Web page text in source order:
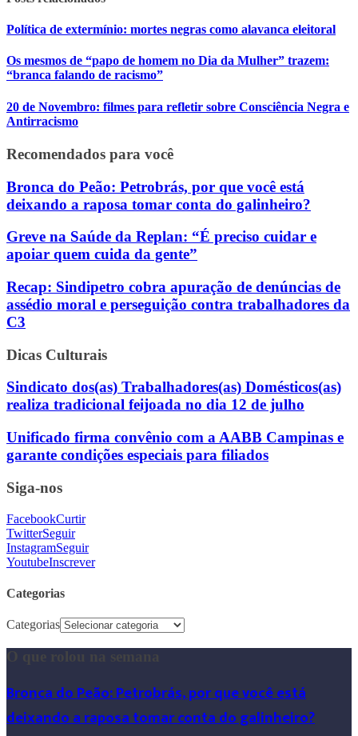
Política de extermínio: mortes negras como alavanca eleitoral
Os mesmos de “papo de homem no Dia da Mulher” trazem:
“branca falando de racismo”
20 de Novembro: filmes para refletir sobre Consciência Negra e
Antirracismo
Recomendados para você
Bronca do Peão: Petrobrás, por que você está
deixando a raposa tomar conta do galinheiro?
Greve na Saúde da Replan: “É preciso cuidar e
apoiar quem cuida da gente”
Recap: Sindipetro cobra apuração de denúncias de
assédio moral e perseguição contra trabalhadores da
C3
Dicas Culturais
Sindicato dos(as) Trabalhadores(as) Domésticos(as)
realiza tradicional feijoada no dia 12 de julho
Unificado firma convênio com a AABB Campinas e
garante condições especiais para filiados
Siga-nos
FacebookCurtir
TwitterSeguir
InstagramSeguir
YoutubeInscrever
Categorias
Categorias
O que rolou na semana
Bronca do Peão: Petrobrás, por que você está
deixando a raposa tomar conta do galinheiro?